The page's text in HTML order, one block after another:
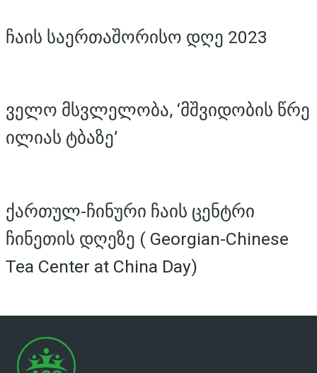
ჩაის საერთაშორისო დღე 2023
ველო მსვლელობა, ‘მშვიდობის წრე
ილიას ტბაზე’
ქართულ-ჩინური ჩაის ცენტრი
ჩინეთის დღეზე ( Georgian-Chinese
Tea Center at China Day)